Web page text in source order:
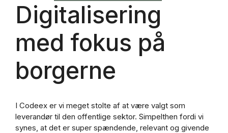
Digitalisering
med fokus på
borgerne
I Codeex er vi meget stolte af at være valgt som
leverandør til den offentlige sektor. Simpelthen fordi vi
synes, at det er super spændende, relevant og givende